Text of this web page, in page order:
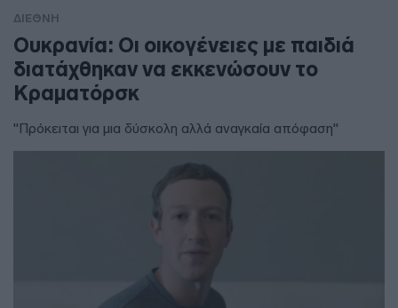
ΔΙΕΘΝΗ
Ουκρανία: Οι οικογένειες με παιδιά
διατάχθηκαν να εκκενώσουν το
Κραματόρσκ
"Πρόκειται για μια δύσκολη αλλά αναγκαία απόφαση"